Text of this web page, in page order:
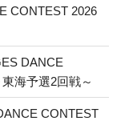
CONTEST 2026
DANCE
海予選2回戦～
CONTEST